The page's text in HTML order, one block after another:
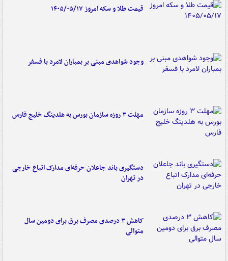
قیمت طلا و سکه امروز ۱۴۰۵/۰۵/۱۷
وجود شواهدی مبنی بر بمباران لامرد با فسفر
مهلت ۳ روزه سازمان بورس به هلدینگ خلیج فارس
دستگیری باند جاعلان حرفه‌ای مدارک اتباع خارجی
در تهران
کاهش ۳ درصدی مصرف برق برای دومین سال
متوالی